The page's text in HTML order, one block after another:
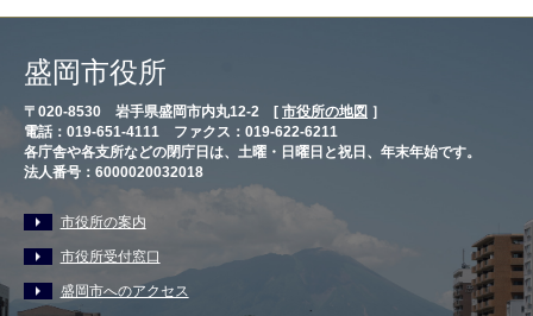
盛岡市役所
〒020-8530 岩手県盛岡市内丸12-2 [ 市役所の地図 ］
電話：019-651-4111 ファクス：019-622-6211
各庁舎や各支所などの閉庁日は、土曜・日曜日と祝日、年末年始です。
法人番号：6000020032018
市役所の案内
市役所受付窓口
盛岡市へのアクセス